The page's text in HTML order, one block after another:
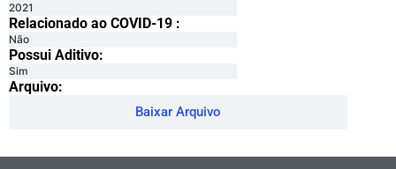
2021
Relacionado ao COVID-19 :​
Não
Possui Aditivo:​
Sim
Arquivo:
Baixar Arquivo